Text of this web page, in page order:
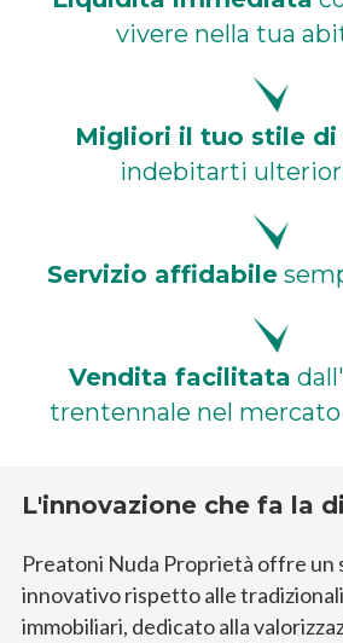
vivere nella tua
Migliori il tuo stile di
indebitarti
Servizio affidabile
Vendita facilitata
trentennale nel
L'innovazione che fa la
Preatoni Nuda Proprietà offre un
innovativo rispetto alle
immobiliari, dedicato alla